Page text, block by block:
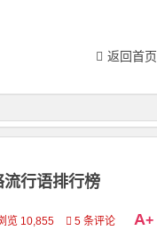
返回首页
行语排行榜
览 10,855 5 条评论 A+